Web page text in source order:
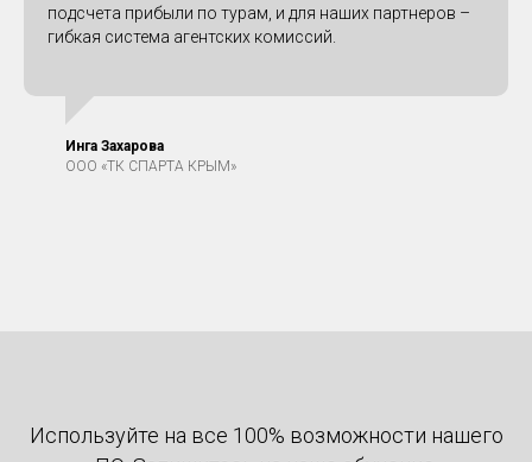
подсчета прибыли по турам, и для наших партнеров –
гибкая система агентских комиссий.
Инга Захарова
ООО «ТК СПАРТА КРЫМ»
Используйте на все 100% возможности нашего